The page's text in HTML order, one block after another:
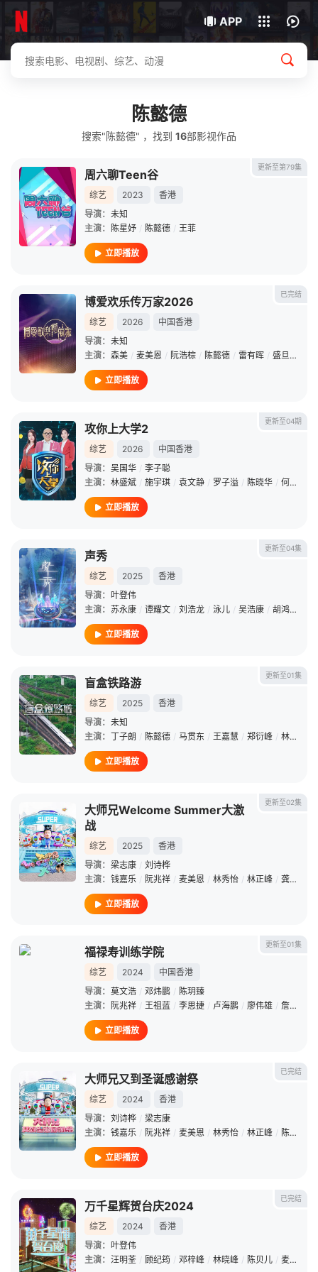
APP
下载客户端
我的观影记录
陈懿德
搜索"陈懿德" ，找到 16部影视作品
更新至第79集
周六聊Teen谷
综艺 2023
香港
导演： 未知
主演：
陈星妤 / 陈懿德 / 王菲
立即播放
已完结
博爱欢乐传万家2026
综艺 2026
中国香港
导演： 未知
主演： 森美 / 麦美恩 / 阮浩棕 / 陈懿德 / 雷有晖 / 盛旦华
立即播放
更新至04期
攻你上大学2
综艺 2026
中国香港
导演： 吴国华 / 李子聪
主演： 林盛斌 / 施宇琪 / 袁文静 / 罗子溢 / 陈晓华 / 何广沛
立即播放
更新至04集
声秀
综艺 2025
香港
导演： 叶登伟
主演： 苏永康 / 谭耀文 / 刘浩龙 / 泳儿 / 吴浩康 / 胡鸿钧
立即播放
更新至01集
盲盒铁路游
综艺 2025
香港
导演： 未知
主演： 丁子朗 / 陈懿德 / 马贯东 / 王嘉慧 / 郑衍峰 / 林秀怡
立即播放
更新至02集
大师兄Welcome Summer大激
战
综艺 2025
香港
导演： 梁志康 / 刘诗桦
主演： 钱嘉乐 / 阮兆祥 / 麦美恩 / 林秀怡 / 林正峰 / 龚嘉欣
立即播放
更新至01集
福禄寿训练学院
综艺 2024
中国香港
导演： 莫文浩 / 邓炜鹏 / 陈玥臻
主演：
阮兆祥 / 王祖蓝 / 李思捷 / 卢海鹏 / 廖伟雄 / 詹瑞文
立即播放
已完结
大师兄又到圣诞感谢祭
综艺 2024
香港
导演： 刘诗桦 / 梁志康
主演： 钱嘉乐 / 阮兆祥 / 麦美恩 / 林秀怡 / 林正峰 / 陈晓华
立即播放
已完结
万千星辉贺台庆2024
综艺 2024
香港
导演： 叶登伟
主演： 汪明荃 / 顾纪筠 / 邓梓峰 / 林晓峰 / 陈贝儿 / 麦美恩